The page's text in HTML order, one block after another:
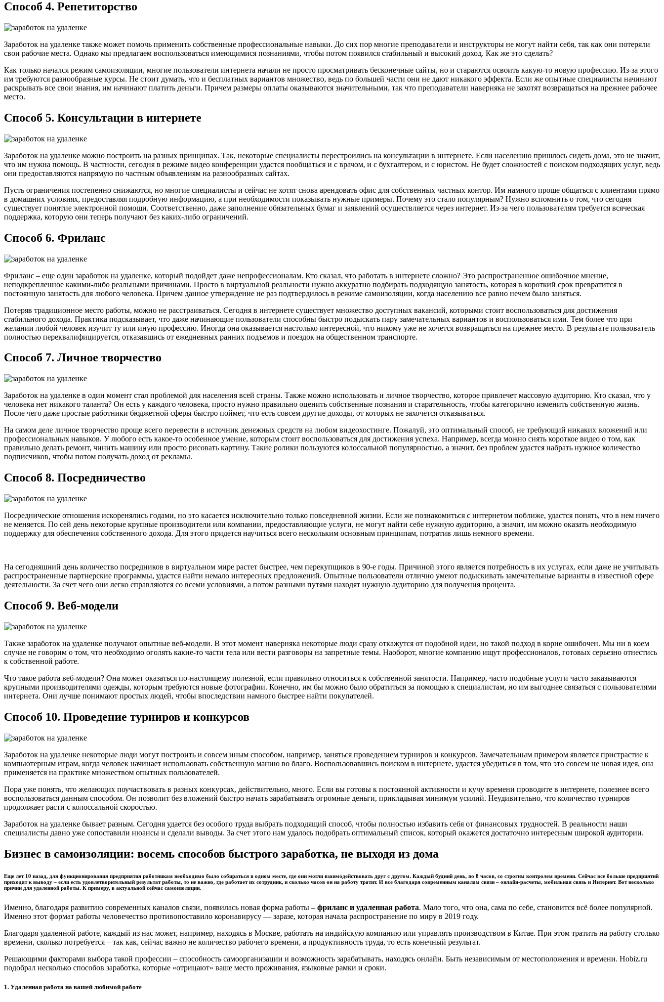
Способ 4. Репетиторство
Заработок на удаленке также может помочь применить собственные профессиональные навыки. До сих пор многие преподаватели и инструкторы не могут найти себя, так как они потеряли
свои рабочие места. Однако мы предлагаем воспользоваться имеющимися познаниями, чтобы потом появился стабильный и высокий доход. Как же это сделать?
Как только начался режим самоизоляции, многие пользователи интернета начали не просто просматривать бесконечные сайты, но и стараются освоить какую-то новую профессию. Из-за этого
им требуются разнообразные курсы. Не стоит думать, что и бесплатных вариантов множество, ведь по большей части они не дают никакого эффекта. Если же опытные специалисты начинают
раскрывать все свои знания, им начинают платить деньги. Причем размеры оплаты оказываются значительными, так что преподаватели наверняка не захотят возвращаться на прежнее рабочее
место.
Способ 5. Консультации в интернете
Заработок на удаленке можно построить на разных принципах. Так, некоторые специалисты перестроились на консультации в интернете. Если населению пришлось сидеть дома, это не значит,
что им нужна помощь. В частности, сегодня в режиме видео конференции удастся пообщаться и с врачом, и с бухгалтером, и с юристом. Не будет сложностей с поиском подходящих услуг, ведь
они предоставляются напрямую по частным объявлениям на разнообразных сайтах.
Пусть ограничения постепенно снижаются, но многие специалисты и сейчас не хотят снова арендовать офис для собственных частных контор. Им намного проще общаться с клиентами прямо
в домашних условиях, предоставляя подробную информацию, а при необходимости показывать нужные примеры. Почему это стало популярным? Нужно вспомнить о том, что сегодня
существует понятие электронной помощи. Соответственно, даже заполнение обязательных бумаг и заявлений осуществляется через интернет. Из-за чего пользователям требуется всяческая
поддержка, которую они теперь получают без каких-либо ограничений.
Способ 6. Фриланс
Фриланс – еще один заработок на удаленке, который подойдет даже непрофессионалам. Кто сказал, что работать в интернете сложно? Это распространенное ошибочное мнение,
неподкрепленное какими-либо реальными причинами. Просто в виртуальной реальности нужно аккуратно подбирать подходящую занятость, которая в короткий срок превратится в
постоянную занятость для любого человека. Причем данное утверждение не раз подтвердилось в режиме самоизоляции, когда населению все равно нечем было заняться.
Потеряв традиционное место работы, можно не расстраиваться. Сегодня в интернете существует множество доступных вакансий, которыми стоит воспользоваться для достижения
стабильного дохода. Практика подсказывает, что даже начинающие пользователи способны быстро подыскать пару замечательных вариантов и воспользоваться ими. Тем более что при
желании любой человек изучит ту или иную профессию. Иногда она оказывается настолько интересной, что никому уже не хочется возвращаться на прежнее место. В результате пользователь
полностью переквалифицируется, отказавшись от ежедневных ранних подъемов и поездок на общественном транспорте.
Способ 7. Личное творчество
Заработок на удаленке в один момент стал проблемой для населения всей страны. Также можно использовать и личное творчество, которое привлечет массовую аудиторию. Кто сказал, что у
человека нет никакого таланта? Он есть у каждого человека, просто нужно правильно оценить собственные познания и старательность, чтобы категорично изменить собственную жизнь.
После чего даже простые работники бюджетной сферы быстро поймет, что есть совсем другие доходы, от которых не захочется отказываться.
На самом деле личное творчество проще всего перевести в источник денежных средств на любом видеохостинге. Пожалуй, это оптимальный способ, не требующий никаких вложений или
профессиональных навыков. У любого есть какое-то особенное умение, которым стоит воспользоваться для достижения успеха. Например, всегда можно снять короткое видео о том, как
правильно делать ремонт, чинить машину или просто рисовать картину. Такие ролики пользуются колоссальной популярностью, а значит, без проблем удастся набрать нужное количество
подписчиков, чтобы потом получать доход от рекламы.
Способ 8. Посредничество
Посреднические отношения искоренялись годами, но это касается исключительно только повседневной жизни. Если же познакомиться с интернетом поближе, удастся понять, что в нем ничего
не меняется. По сей день некоторые крупные производители или компании, предоставляющие услуги, не могут найти себе нужную аудиторию, а значит, им можно оказать необходимую
поддержку для обеспечения собственного дохода. Для этого придется научиться всего нескольким основным принципам, потратив лишь немного времени.
На сегодняшний день количество посредников в виртуальном мире растет быстрее, чем перекупщиков в 90-е годы. Причиной этого является потребность в их услугах, если даже не учитывать
распространенные партнерские программы, удастся найти немало интересных предложений. Опытные пользователи отлично умеют подыскивать замечательные варианты в известной сфере
деятельности. За счет чего они легко справляются со всеми условиями, а потом разными путями находят нужную аудиторию для получения процента.
Способ 9. Веб-модели
Также заработок на удаленке получают опытные веб-модели. В этот момент наверняка некоторые люди сразу откажутся от подобной идеи, но такой подход в корне ошибочен. Мы ни в коем
случае не говорим о том, что необходимо оголять какие-то части тела или вести разговоры на запретные темы. Наоборот, многие компанию ищут профессионалов, готовых серьезно отнестись
к собственной работе.
Что такое работа веб-модели? Она может оказаться по-настоящему полезной, если правильно относиться к собственной занятости. Например, часто подобные услуги часто заказываются
крупными производителями одежды, которым требуются новые фотографии. Конечно, им бы можно было обратиться за помощью к специалистам, но им выгоднее связаться с пользователями
интернета. Они лучше понимают простых людей, чтобы впоследствии намного быстрее найти покупателей.
Способ 10. Проведение турниров и конкурсов
Заработок на удаленке некоторые люди могут построить и совсем иным способом, например, заняться проведением турниров и конкурсов. Замечательным примером является пристрастие к
компьютерным играм, когда человек начинает использовать собственную манию во благо. Воспользовавшись поиском в интернете, удастся убедиться в том, что это совсем не новая идея, она
применяется на практике множеством опытных пользователей.
Пора уже понять, что желающих поучаствовать в разных конкурсах, действительно, много. Если вы готовы к постоянной активности и кучу времени проводите в интернете, полезнее всего
воспользоваться данным способом. Он позволит без вложений быстро начать зарабатывать огромные деньги, прикладывая минимум усилий. Неудивительно, что количество турниров
продолжает расти с колоссальной скоростью.
Заработок на удаленке бывает разным. Сегодня удается без особого труда выбрать подходящий способ, чтобы полностью избавить себя от финансовых трудностей. В реальности наши
специалисты давно уже сопоставили нюансы и сделали выводы. За счет этого нам удалось подобрать оптимальный список, который окажется достаточно интересным широкой аудитории.
Бизнес в самоизоляции: восемь способов быстрого заработка, не выходя из дома
Еще лет 10 назад, для функционирования предприятия работникам необходимо было собираться в одном месте, где они могли взаимодействовать друг с другом. Каждый будний день, по 8 часов, со строгим контролем времени. Сейчас все больше предприятий
приходят к выводу – если есть удовлетворительный результат работы, то не важно, где работает их сотрудник, и сколько часов он на работу тратит. И все благодаря современным каналам связи – онлайн-расчеты, мобильная связь и Интернет. Вот несколько
причин для удаленной работы. К примеру, в актуальной сейчас самоизоляции.
Именно, благодаря развитию современных каналов связи, появилась новая форма работы – фриланс и удаленная работа. Мало того, что она, сама по себе, становится всё более популярной.
Именно этот формат работы человечество противопоставило коронавирусу — заразе, которая начала распространение по миру в 2019 году.
Благодаря удаленной работе, каждый из нас может, например, находясь в Москве, работать на индийскую компанию или управлять производством в Китае. При этом тратить на работу столько
времени, сколько потребуется – так как, сейчас важно не количество рабочего времени, а продуктивность труда, то есть конечный результат.
Решающими факторами выбора такой профессии – способность самоорганизации и возможность зарабатывать, находясь онлайн. Быть независимым от местоположения и времени. Hobiz.ru
подобрал несколько способов заработка, которые «отрицают» ваше место проживания, языковые рамки и сроки.
1. Удаленная работа на вашей любимой работе